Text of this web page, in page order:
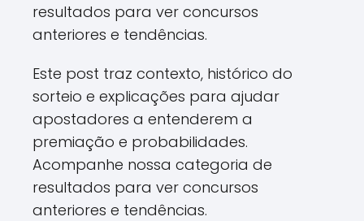
resultados para ver concursos
anteriores e tendências.
Este post traz contexto, histórico do
sorteio e explicações para ajudar
apostadores a entenderem a
premiação e probabilidades.
Acompanhe nossa categoria de
resultados para ver concursos
anteriores e tendências.